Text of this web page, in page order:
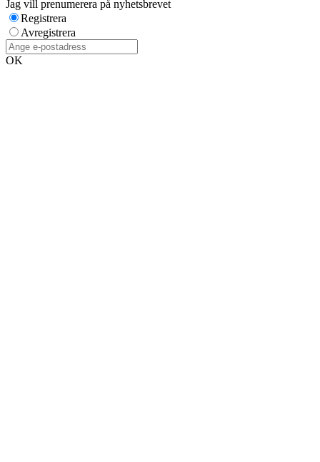
Jag vill prenumerera på nyhetsbrevet
Registrera
Avregistrera
OK